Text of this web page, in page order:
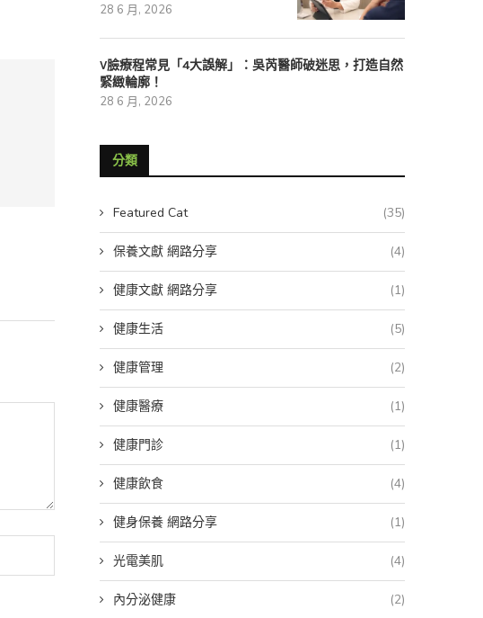
減肥針飲食地雷：...
28 3 月, 2026
埋線拉提適合族群...
23 3 月, 2026
28 6 月, 2026
V臉療程常見「4大誤解」：吳芮醫師破迷思，打造自然
緊緻輪廓！
28 6 月, 2026
分類
Featured Cat (35)
保養文獻 網路分享 (4)
健康文獻 網路分享 (1)
健康生活 (5)
健康管理 (2)
健康醫療 (1)
健康門診 (1)
健康飲食 (4)
健身保養 網路分享 (1)
光電美肌 (4)
內分泌健康 (2)